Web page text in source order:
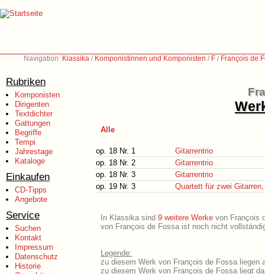
Navigation: Klassika / Komponistinnen und Komponisten / F / François de
Rubriken
Komponisten
Dirigenten
Textdichter
Gattungen
Begriffe
Tempi
Jahrestage
Kataloge
Einkaufen
CD-Tipps
Angebote
Service
Suchen
Kontakt
Impressum
Datenschutz
Historie
Alle
op. 18 Nr. 1
Gitarrentrio
op. 18 Nr. 2
Gitarrentrio
op. 18 Nr. 3
Gitarrentrio
op. 19 Nr. 3
Quartett für zwei
In Klassika sind 9 weitere Werke von François
von François de Fossa ist noch nicht
Legende:
zu diesem Werk von François de Fossa liegen
zu diesem Werk von François de Fossa liegt